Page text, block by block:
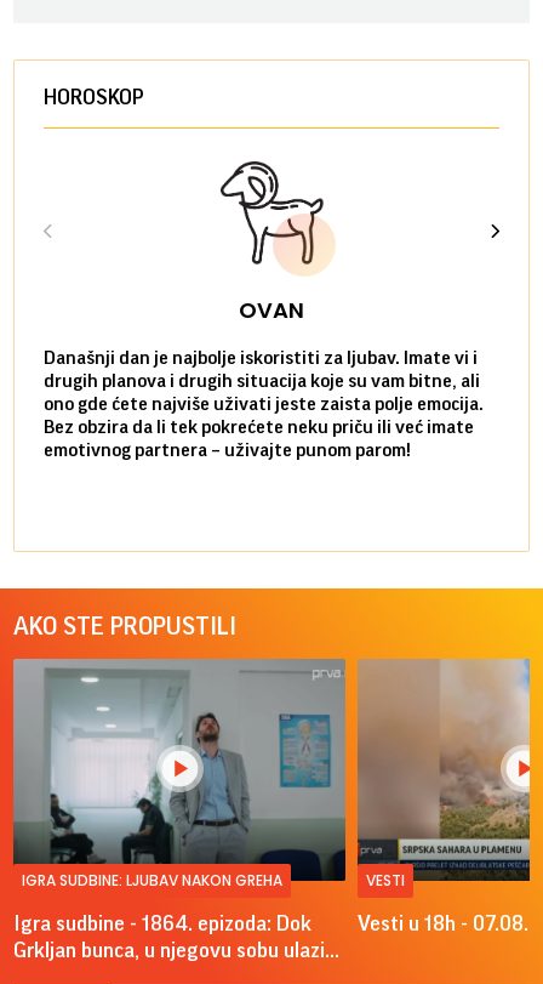
HOROSKOP
OVAN
Današnji dan je najbolje iskoristiti za ljubav. Imate vi i
drugih planova i drugih situacija koje su vam bitne, ali
ono gde ćete najviše uživati jeste zaista polje emocija.
Bez obzira da li tek pokrećete neku priču ili već imate
emotivnog partnera – uživajte punom parom!
AKO STE PROPUSTILI
IGRA SUDBINE: LJUBAV NAKON GREHA
Igra sudbine - 1864. epizoda: Dok
Grkljan bunca, u njegovu sobu ulazi...
VESTI
Vesti u 18h -